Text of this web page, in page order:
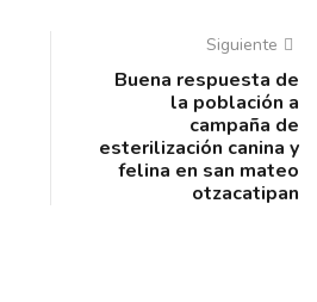
Siguiente
Buena respuesta de
la población a
campaña de
esterilización canina y
felina en san mateo
otzacatipan